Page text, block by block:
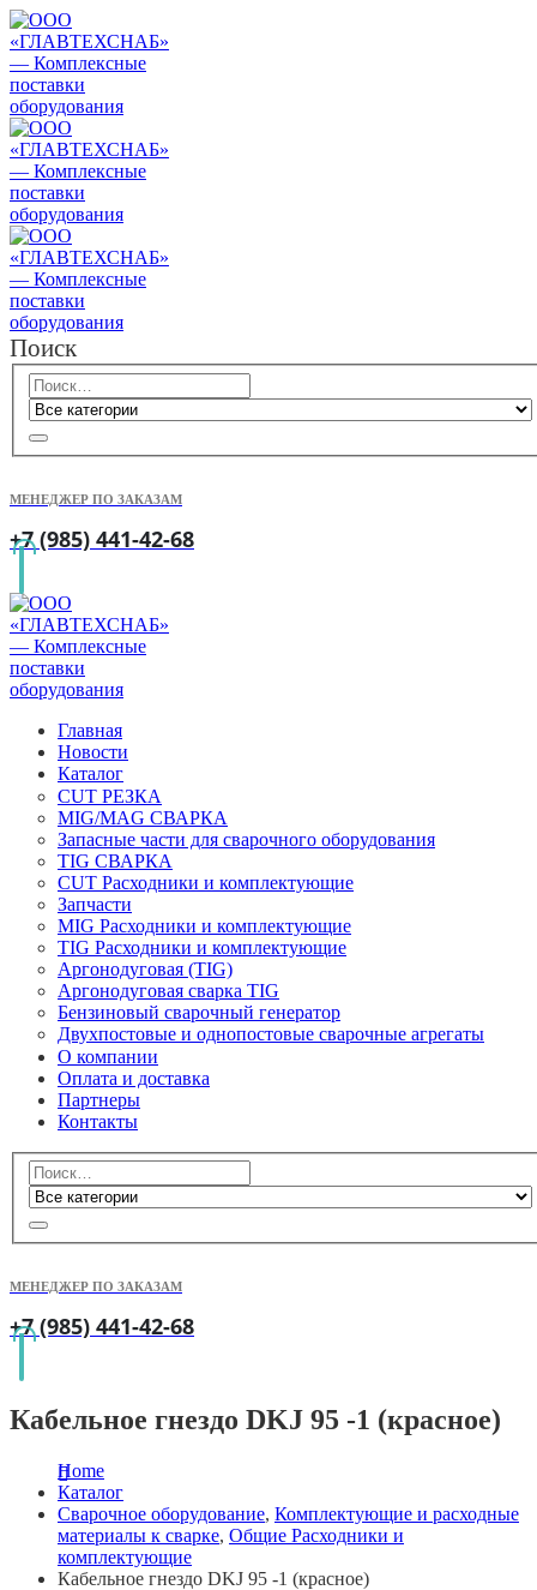
Поиск
МЕНЕДЖЕР ПО ЗАКАЗАМ
+7 (985) 441-42-68
Главная
Новости
Каталог
CUT РЕЗКА
MIG/MAG СВАРКА
Запасные части для сварочного оборудования
TIG СВАРКА
CUT Расходники и комплектующие
Запчасти
MIG Расходники и комплектующие
TIG Расходники и комплектующие
Аргонодуговая (TIG)
Аргонодуговая сварка TIG
Бензиновый сварочный генератор
Двухпостовые и однопостовые сварочные агрегаты
О компании
Оплата и доставка
Партнеры
Контакты
МЕНЕДЖЕР ПО ЗАКАЗАМ
+7 (985) 441-42-68
Кабельное гнездо DKJ 95 -1 (красное)
Home
Каталог
Сварочное оборудование, Комплектующие и расходные
материалы к сварке, Общие Расходники и
комплектующие
Кабельное гнездо DKJ 95 -1 (красное)